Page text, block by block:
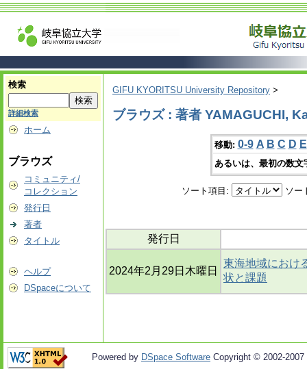
検索
詳細検索
ホーム
ブラウズ
コミュニティ/
コレクション
発行日
著者
タイトル
ヘルプ
DSpaceについて
GIFU KYORITSU University Repository >
ブラウズ : 著者 YAMAGUCHI,
移動: 0-9 A B C D E
あるいは、最初の数
ソート項目: ソー
発行日
2024年2月29日木曜日
東海地域におけ
状と課題
Powered by DSpace Software Copyright © 2002-2007